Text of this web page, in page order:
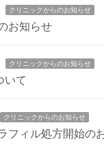
クリニックからのお知らせ
お知らせ
クリニックからのお知らせ
いて
クリニックからのお知らせ
フィル処方開始の